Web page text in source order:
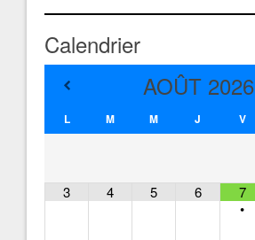
Calendrier
AOÛT 2026
L M M J V
3 4 5 6 7
•